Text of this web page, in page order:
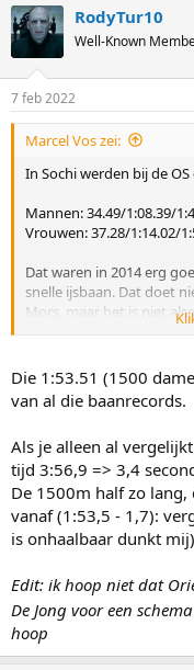
RodyTur10
Well-Known
7 feb 2022
Marcel Vos zei:
In Sochi werden bij de
Mannen: 34.49/1:08.39/
Vrouwen: 37.28/1:14.02/
Dat waren in 2014 erg
snelle ijsbaan. Dat doet
Mors, maar het is niet
Die 1:53.51 (1500
van al die baanrecords.
Als je alleen al
tijd 3:56,9 => 3,4
De 1500m half zo lang,
vanaf (1:53,5 - 1,7):
is onhaalbaar dunkt mij)
Edit: ik hoop niet dat
De Jong voor een
hoop